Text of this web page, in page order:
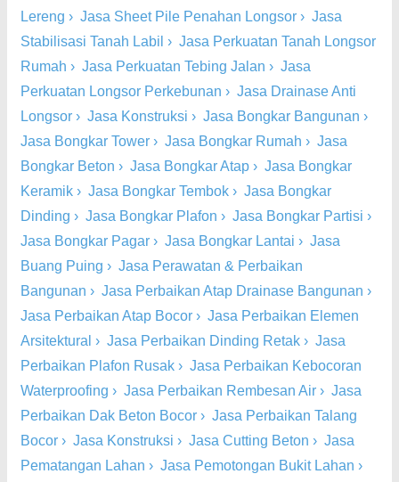
Lereng › Jasa Sheet Pile Penahan Longsor › Jasa
Stabilisasi Tanah Labil › Jasa Perkuatan Tanah Longsor
Rumah › Jasa Perkuatan Tebing Jalan › Jasa
Perkuatan Longsor Perkebunan › Jasa Drainase Anti
Longsor › Jasa Konstruksi › Jasa Bongkar Bangunan ›
Jasa Bongkar Tower › Jasa Bongkar Rumah › Jasa
Bongkar Beton › Jasa Bongkar Atap › Jasa Bongkar
Keramik › Jasa Bongkar Tembok › Jasa Bongkar
Dinding › Jasa Bongkar Plafon › Jasa Bongkar Partisi ›
Jasa Bongkar Pagar › Jasa Bongkar Lantai › Jasa
Buang Puing › Jasa Perawatan & Perbaikan
Bangunan › Jasa Perbaikan Atap Drainase Bangunan ›
Jasa Perbaikan Atap Bocor › Jasa Perbaikan Elemen
Arsitektural › Jasa Perbaikan Dinding Retak › Jasa
Perbaikan Plafon Rusak › Jasa Perbaikan Kebocoran
Waterproofing › Jasa Perbaikan Rembesan Air › Jasa
Perbaikan Dak Beton Bocor › Jasa Perbaikan Talang
Bocor › Jasa Konstruksi › Jasa Cutting Beton › Jasa
Pematangan Lahan › Jasa Pemotongan Bukit Lahan ›